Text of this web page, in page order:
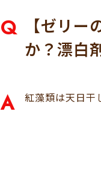
Q
【ゼリ
か？漂白
A 紅藻類は天日干